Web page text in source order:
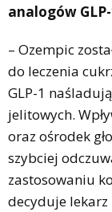
analogów
– Ozempic
do leczenia
GLP-1
jelitowych.
oraz ośrodek
szybciej
zastosowaniu
decyduje lekarz